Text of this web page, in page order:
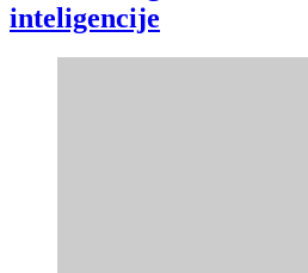
inteligencije